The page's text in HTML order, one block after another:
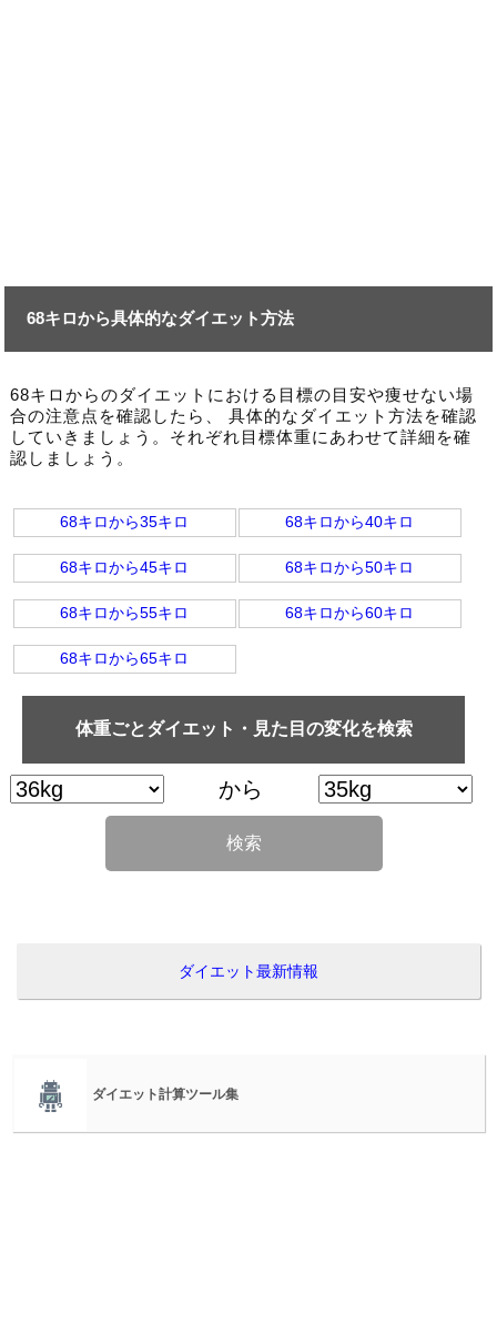
68キロから具体的なダイエット方法
68キロからのダイエットにおける目標の目安や痩せない場
合の注意点を確認したら、 具体的なダイエット方法を確認
していきましょう。それぞれ目標体重にあわせて詳細を確
認しましょう。
68キロから35キロ 68キロから40キロ
68キロから45キロ 68キロから50キロ
68キロから55キロ 68キロから60キロ
68キロから65キロ
体重ごとダイエット・見た目の変化を検索
から
検索
ダイエット最新情報
ダイエット計算ツール集